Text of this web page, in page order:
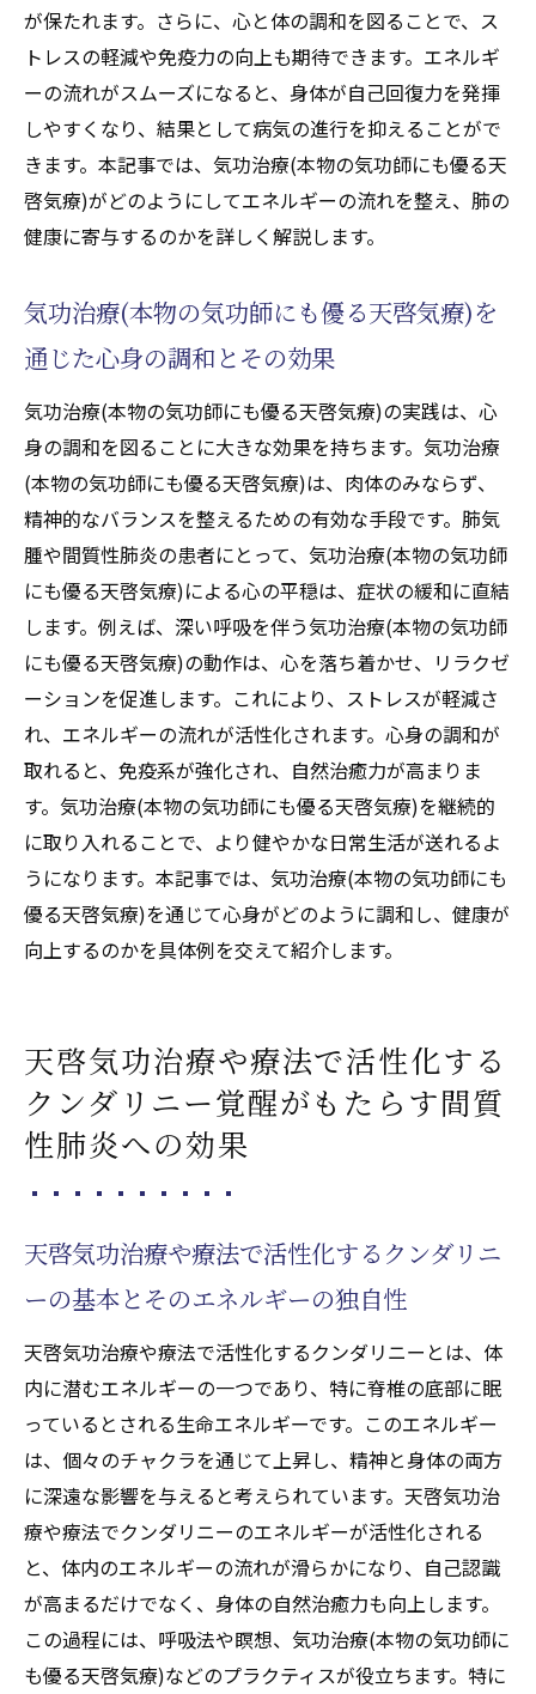
肺を守るための気功治療(本物の気功師にも
優る天啓気療)と生活習慣の調整
実践的な気功治療(本物の気功師にも優る天
啓気療)の練習例とその効果
気功治療(本物の気功師にも優る天啓気療)に
よる肺活性化の成果を最大化する方法
気功治療(本物の気功師にも優る天啓気療)と天
融合で健康な呼吸を再び手に入れる
気功治療(本物の気功師にも優る天啓気療)と
ニーの共通点と違い
呼吸改善における両者の相乗効果
天啓気功治療や療法で活性化するクンダリ
ニー覚醒が呼吸に与える直接的な影響
気功治療(本物の気功師にも優る天啓気療)と
天啓気功治療や療法で活性化するクンダリ
ニーを融合させた実践法
健康な呼吸を取り戻すための天啓気功治療
や療法で活性化するエネルギーの活用法
体験談から学ぶ、気功治療(本物の気功師に
も優る天啓気療)と天啓気功治療や療法で活
性化するクンダリニーの効果
が保たれます。さらに、心と体の調和を図ることで、ス
トレスの軽減や免疫力の向上も期待できます。エネルギ
ーの流れがスムーズになると、身体が自己回復力を発揮
しやすくなり、結果として病気の進行を抑えることがで
きます。本記事では、気功治療(本物の気功師にも優る天
啓気療)がどのようにしてエネルギーの流れを整え、肺の
健康に寄与するのかを詳しく解説します。
気功治療(本物の気功師にも優る天啓気療)を
通じた心身の調和とその効果
気功治療(本物の気功師にも優る天啓気療)の実践は、心
身の調和を図ることに大きな効果を持ちます。気功治療
(本物の気功師にも優る天啓気療)は、肉体のみならず、
精神的なバランスを整えるための有効な手段です。肺気
腫や間質性肺炎の患者にとって、気功治療(本物の気功師
にも優る天啓気療)による心の平穏は、症状の緩和に直結
します。例えば、深い呼吸を伴う気功治療(本物の気功師
にも優る天啓気療)の動作は、心を落ち着かせ、リラクゼ
ーションを促進します。これにより、ストレスが軽減さ
れ、エネルギーの流れが活性化されます。心身の調和が
取れると、免疫系が強化され、自然治癒力が高まりま
す。気功治療(本物の気功師にも優る天啓気療)を継続的
に取り入れることで、より健やかな日常生活が送れるよ
うになります。本記事では、気功治療(本物の気功師にも
優る天啓気療)を通じて心身がどのように調和し、健康が
向上するのかを具体例を交えて紹介します。
天啓気功治療や療法で活性化する
クンダリニー覚醒がもたらす間質
性肺炎への効果
天啓気功治療や療法で活性化するクンダリニ
ーの基本とそのエネルギーの独自性
天啓気功治療や療法で活性化するクンダリニーとは、体
内に潜むエネルギーの一つであり、特に脊椎の底部に眠
っているとされる生命エネルギーです。このエネルギー
は、個々のチャクラを通じて上昇し、精神と身体の両方
に深遠な影響を与えると考えられています。天啓気功治
療や療法でクンダリニーのエネルギーが活性化される
と、体内のエネルギーの流れが滑らかになり、自己認識
が高まるだけでなく、身体の自然治癒力も向上します。
この過程には、呼吸法や瞑想、気功治療(本物の気功師に
も優る天啓気療)などのプラクティスが役立ちます。特に